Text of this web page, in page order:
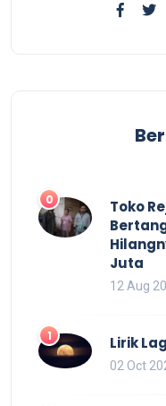
0
Toko
Juta
12 Aug
1 Lirik
02 Oct